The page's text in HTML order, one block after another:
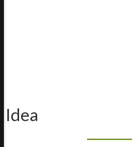
Idea